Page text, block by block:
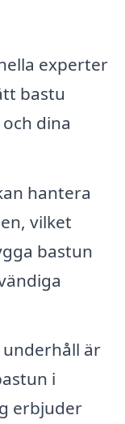
experter
bastu
dina
hantera
vilket
bastun
är
i
erbjuder